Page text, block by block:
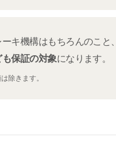
キ機構はもちろんのこと、
保証の対象になります。
除きます。